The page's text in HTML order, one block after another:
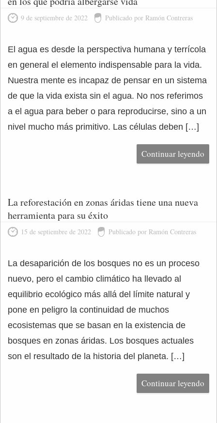
9 de septiembre de 2022 Publicado por Ramón Contreras
El agua es desde la perspectiva humana y terrícola
en general el elemento indispensable para la vida.
Nuestra mente es incapaz de pensar en un sistema
de que la vida exista sin el agua. No nos referimos
a el agua para beber o para reproducirse, sino a un
nivel mucho más primitivo. Las células deben […]
Continuar leyendo
La reforestación en zonas áridas tiene una nueva
herramienta para su éxito
15 de septiembre de 2022 Publicado por Ramón Contreras
La desaparición de los bosques no es un proceso
nuevo, pero el cambio climático ha llevado al
equilibrio ecológico más allá del límite natural y
pone en peligro la continuidad de muchos
ecosistemas que se basan en la existencia de
bosques en zonas áridas. Los bosques actuales
son el resultado de la historia del planeta. […]
Continuar leyendo